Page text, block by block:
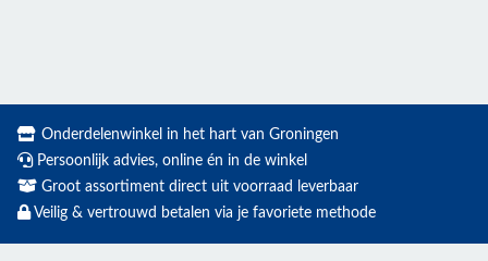
Onderdelenwinkel in het hart van Groningen
Persoonlijk advies, online én in de winkel
Groot assortiment direct uit voorraad leverbaar
Veilig & vertrouwd betalen via je favoriete methode